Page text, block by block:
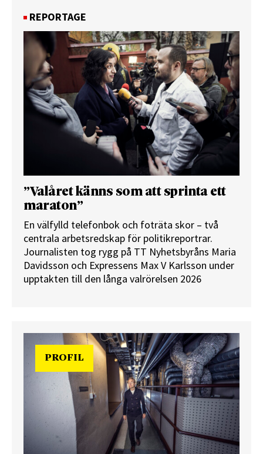
REPORTAGE
”Valåret känns som att sprinta ett
maraton”
En välfylld telefonbok och foträta skor – två
centrala arbetsredskap för politikreportrar.
Journalisten tog rygg på TT Nyhetsbyråns Maria
Davidsson och Expressens Max V Karlsson under
upptakten till den långa valrörelsen 2026
PROFIL